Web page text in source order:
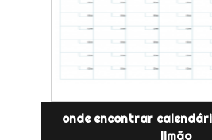
onde encontrar
limão